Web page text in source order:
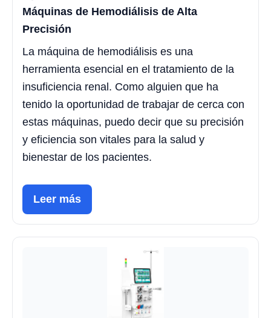
Máquinas de Hemodiálisis de Alta
Precisión
La máquina de hemodiálisis es una
herramienta esencial en el tratamiento de la
insuficiencia renal. Como alguien que ha
tenido la oportunidad de trabajar de cerca con
estas máquinas, puedo decir que su precisión
y eficiencia son vitales para la salud y
bienestar de los pacientes.
Leer más